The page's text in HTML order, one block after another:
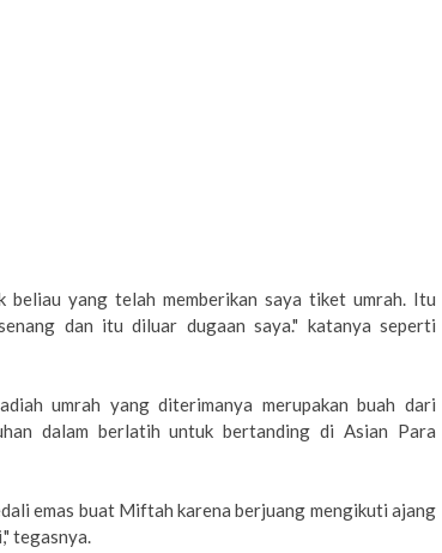
beliau yang telah memberikan saya tiket umrah. Itu
dan itu diluar dugaan saya." katanya seperti
umrah yang diterimanya merupakan buah dari
dalam berlatih untuk bertanding di Asian Para
emas buat Miftah karena berjuang mengikuti ajang
tegasnya.